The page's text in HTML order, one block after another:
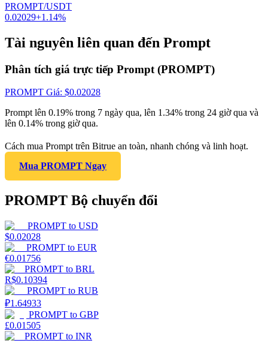
PROMPT/USDT
0.02029+1.14%
Tài nguyên liên quan đến Prompt
Phân tích giá trực tiếp Prompt (PROMPT)
PROMPT Giá: $0.02028
Prompt lên 0.19% trong 7 ngày qua, lên 1.34% trong 24 giờ qua và
lên 0.14% trong giờ qua.
Cách mua Prompt trên Bitrue an toàn, nhanh chóng và linh hoạt.
Mua PROMPT Ngay
PROMPT Bộ chuyển đổi
PROMPT to USD
$0.02028
PROMPT to EUR
€0.01756
PROMPT to BRL
R$0.10394
PROMPT to RUB
₽1.64933
PROMPT to GBP
£0.01505
PROMPT to INR